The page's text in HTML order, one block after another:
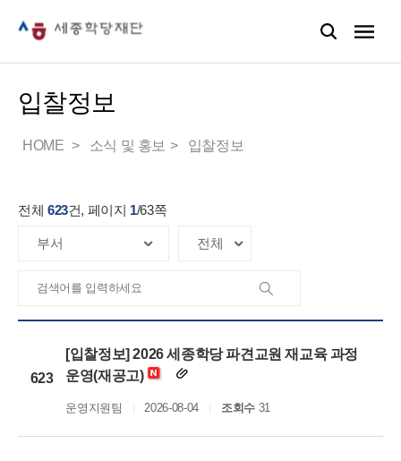
입찰정보
HOME 소식 및 홍보 입찰정보
전체 623건, 페이지 1/63쪽
623
[입찰정보] 2026 세종학당 파견교원 재교육 과정
운영(재공고)
운영지원팀 2026-08-04 조회수31